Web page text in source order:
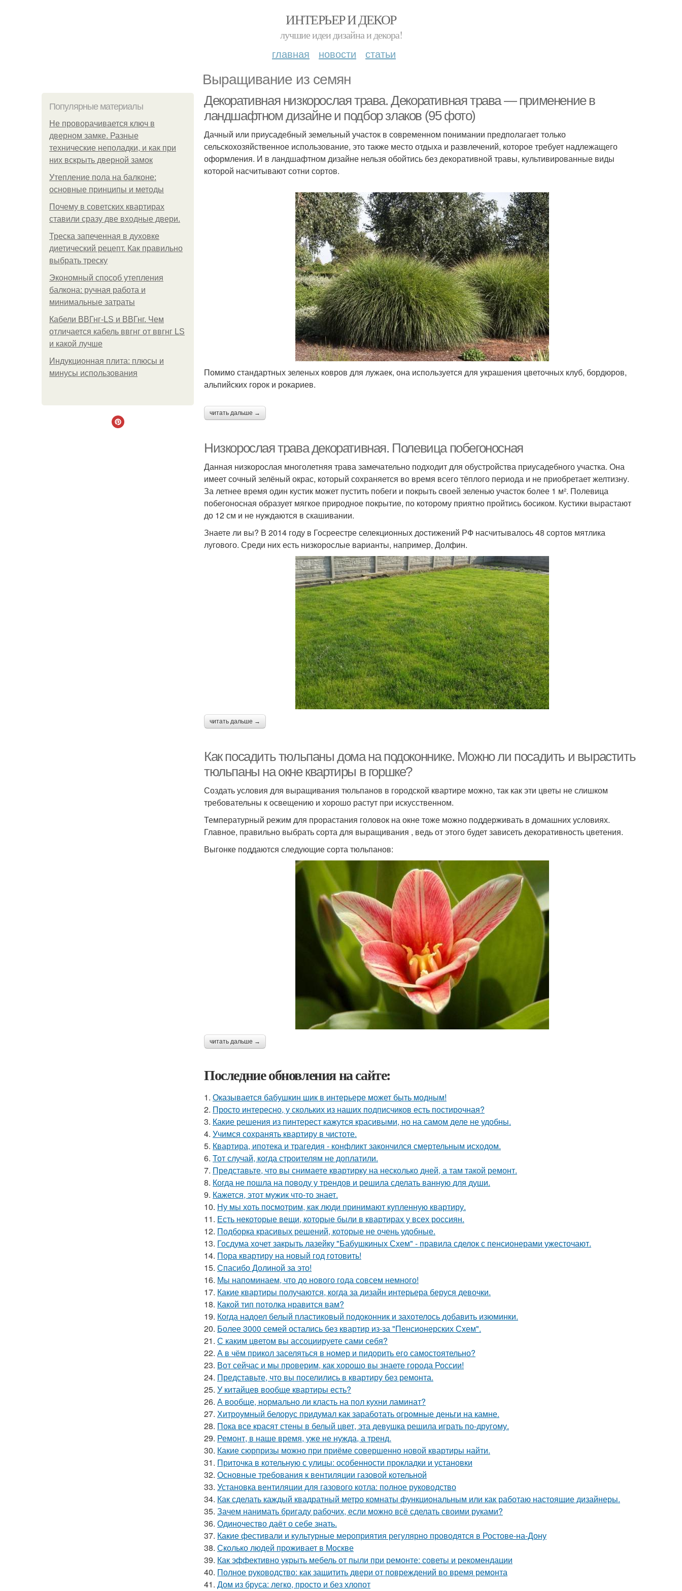
ИНТЕРЬЕР И ДЕКОР
лучшие идеи дизайна и декора!
главная новости статьи
Выращивание из семян
Популярные материалы
Не проворачивается ключ в
дверном замке. Разные
технические неполадки, и как при
них вскрыть дверной замок
Утепление пола на балконе:
основные принципы и методы
Почему в советских квартирах
ставили сразу две входные двери.
Треска запеченная в духовке
диетический рецепт. Как правильно
выбрать треску
Экономный способ утепления
балкона: ручная работа и
минимальные затраты
Кабели ВВГнг-LS и ВВГнг. Чем
отличается кабель ввгнг от ввгнг LS
и какой лучше
Индукционная плита: плюсы и
минусы использования
Декоративная низкорослая трава. Декоративная трава — применение в
ландшафтном дизайне и подбор злаков (95 фото)
Дачный или приусадебный земельный участок в современном понимании предполагает только
сельскохозяйственное использование, это также место отдыха и развлечений, которое требует надлежащего
оформления. И в ландшафтном дизайне нельзя обойтись без декоративной травы, культивированные виды
которой насчитывают сотни сортов.
Помимо стандартных зеленых ковров для лужаек, она используется для украшения цветочных клуб, бордюров,
альпийских горок и рокариев.
читать дальше →
Низкорослая трава декоративная. Полевица побегоносная
Данная низкорослая многолетняя трава замечательно подходит для обустройства приусадебного участка. Она
имеет сочный зелёный окрас, который сохраняется во время всего тёплого периода и не приобретает желтизну.
За летнее время один кустик может пустить побеги и покрыть своей зеленью участок более 1 м². Полевица
побегоносная образует мягкое природное покрытие, по которому приятно пройтись босиком. Кустики вырастают
до 12 см и не нуждаются в скашивании.
Знаете ли вы? В 2014 году в Госреестре селекционных достижений РФ насчитывалось 48 сортов мятлика
лугового. Среди них есть низкорослые варианты, например, Долфин.
читать дальше →
Как посадить тюльпаны дома на подоконнике. Можно ли посадить и вырастить
тюльпаны на окне квартиры в горшке?
Создать условия для выращивания тюльпанов в городской квартире можно, так как эти цветы не слишком
требовательны к освещению и хорошо растут при искусственном.
Температурный режим для прорастания головок на окне тоже можно поддерживать в домашних условиях.
Главное, правильно выбрать сорта для выращивания , ведь от этого будет зависеть декоративность цветения.
Выгонке поддаются следующие сорта тюльпанов:
читать дальше →
Последние обновления на сайте:
1. Оказывается бабушкин шик в интерьере может быть модным!
2. Просто интересно, у скольких из наших подписчиков есть постирочная?
3. Какие решения из пинтерест кажутся красивыми, но на самом деле не удобны.
4. Учимся сохранять квартиру в чистоте.
5. Квартира, ипотека и трагедия - конфликт закончился смертельным исходом.
6. Тот случай, когда строителям не доплатили.
7. Представьте, что вы снимаете квартирку на несколько дней, а там такой ремонт.
8. Когда не пошла на поводу у трендов и решила сделать ванную для души.
9. Кажется, этот мужик что-то знает.
10. Ну мы хоть посмотрим, как люди принимают купленную квартиру.
11. Есть некоторые вещи, которые были в квартирах у всех россиян.
12. Подборка красивых решений, которые не очень удобные.
13. Госдума хочет закрыть лазейку "Бабушкиных Схем" - правила сделок с пенсионерами ужесточают.
14. Пора квартиру на новый год готовить!
15. Спасибо Долиной за это!
16. Мы напоминаем, что до нового года совсем немного!
17. Какие квартиры получаются, когда за дизайн интерьера беруся девочки.
18. Какой тип потолка нравится вам?
19. Когда надоел белый пластиковый подоконник и захотелось добавить изюминки.
20. Более 3000 семей остались без квартир из-за "Пенсионерских Схем".
21. С каким цветом вы ассоциируете сами себя?
22. А в чём прикол заселяться в номер и пидорить его самостоятельно?
23. Вот сейчас и мы проверим, как хорошо вы знаете города России!
24. Представьте, что вы поселились в квартиру без ремонта.
25. У китайцев вообще квартиры есть?
26. А вообще, нормально ли класть на пол кухни ламинат?
27. Хитроумный белорус придумал как заработать огромные деньги на камне.
28. Пока все красят стены в белый цвет, эта девушка решила играть по-другому.
29. Ремонт, в наше время, уже не нужда, а тренд.
30. Какие сюрпризы можно при приёме совершенно новой квартиры найти.
31. Приточка в котельную с улицы: особенности прокладки и установки
32. Основные требования к вентиляции газовой котельной
33. Установка вентиляции для газового котла: полное руководство
34. Как сделать каждый квадратный метро комнаты функциональным или как работаю настоящие дизайнеры.
35. Зачем нанимать бригаду рабочих, если можно всё сделать своими руками?
36. Одиночество даёт о себе знать.
37. Какие фестивали и культурные мероприятия регулярно проводятся в Ростове-на-Дону
38. Сколько людей проживает в Москве
39. Как эффективно укрыть мебель от пыли при ремонте: советы и рекомендации
40. Полное руководство: как защитить двери от повреждений во время ремонта
41. Дом из бруса: легко, просто и без хлопот